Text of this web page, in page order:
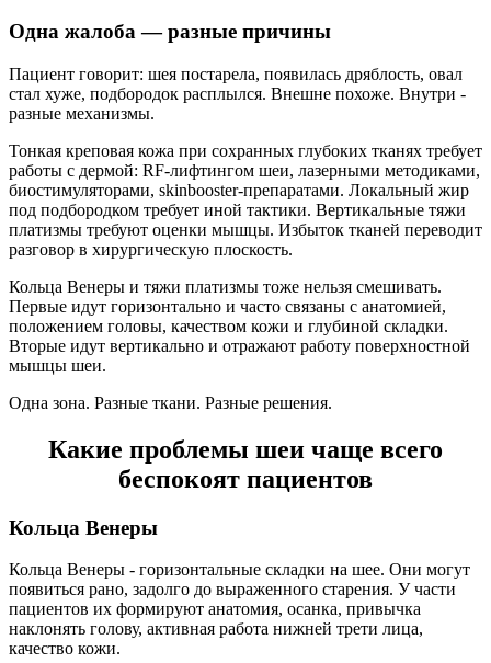
Одна жалоба — разные причины
Пациент говорит: шея постарела, появилась дряблость, овал
стал хуже, подбородок расплылся. Внешне похоже. Внутри -
разные механизмы.
Тонкая креповая кожа при сохранных глубоких тканях требует
работы с дермой: RF-лифтингом шеи, лазерными методиками,
биостимуляторами, skinbooster-препаратами. Локальный жир
под подбородком требует иной тактики. Вертикальные тяжи
платизмы требуют оценки мышцы. Избыток тканей переводит
разговор в хирургическую плоскость.
Кольца Венеры и тяжи платизмы тоже нельзя смешивать.
Первые идут горизонтально и часто связаны с анатомией,
положением головы, качеством кожи и глубиной складки.
Вторые идут вертикально и отражают работу поверхностной
мышцы шеи.
Одна зона. Разные ткани. Разные решения.
Какие проблемы шеи чаще всего
беспокоят пациентов
Кольца Венеры
Кольца Венеры - горизонтальные складки на шее. Они могут
появиться рано, задолго до выраженного старения. У части
пациентов их формируют анатомия, осанка, привычка
наклонять голову, активная работа нижней трети лица,
качество кожи.